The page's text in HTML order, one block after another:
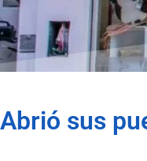
Abrió sus